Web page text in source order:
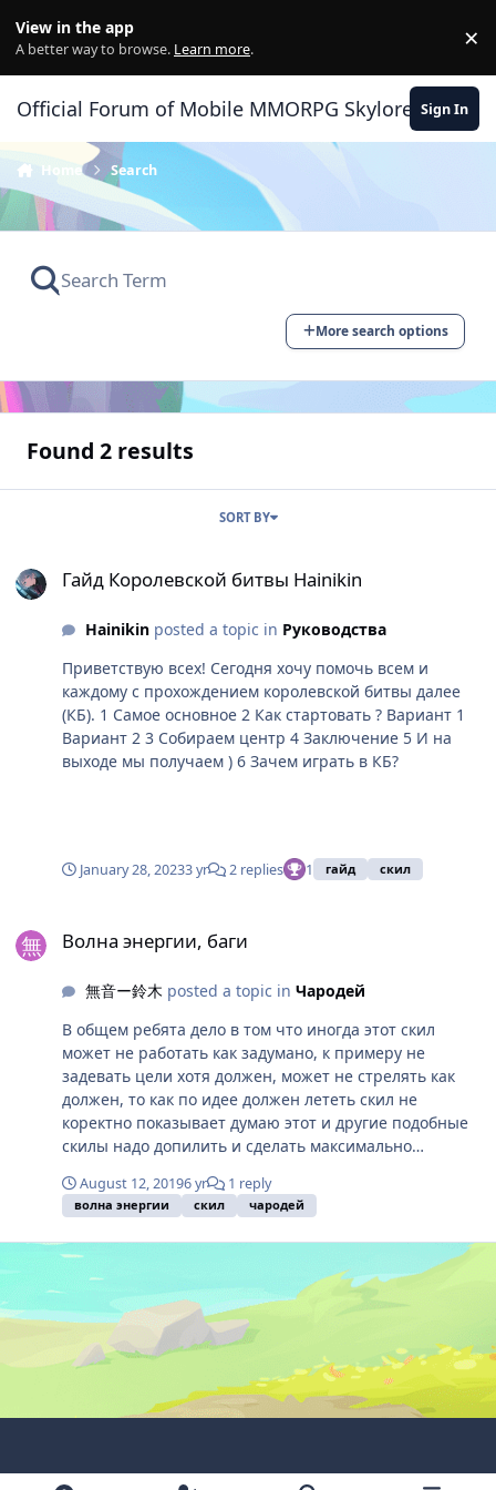
View in the app
A better way to browse. Learn more. ×
Official Forum of Mobile MMORPG Skylore Sign In
Home Search
More search options
Found 2 results
SORT BY
Гайд Королевской битвы Hainikin
Hainikinposted a topic in Руководства
Приветствую всех! Сегодня хочу помочь всем и
каждому с прохождением королевской битвы далее
(КБ). 1 Самое основное 2 Как стартовать ? Вариант 1
Вариант 2 3 Собираем центр 4 Заключение 5 И на
выходе мы получаем ) 6 Зачем играть в КБ?
January 28, 20233 yr 2 replies 1 гайд скил
Волна энергии, баги
無音ー鈴木 posted a topic in Чародей
В общем ребята дело в том что иногда этот скил
может не работать как задумано, к примеру не
задевать цели хотя должен, может не стрелять как
должен, то как по идее должен лететь скил не
коректно показывает думаю этот и другие подобные
скилы надо допилить и сделать максимально
August 12, 20196 yr 1 reply
волна энергии скил чародей
Light ModeDark ModeSystem Preference